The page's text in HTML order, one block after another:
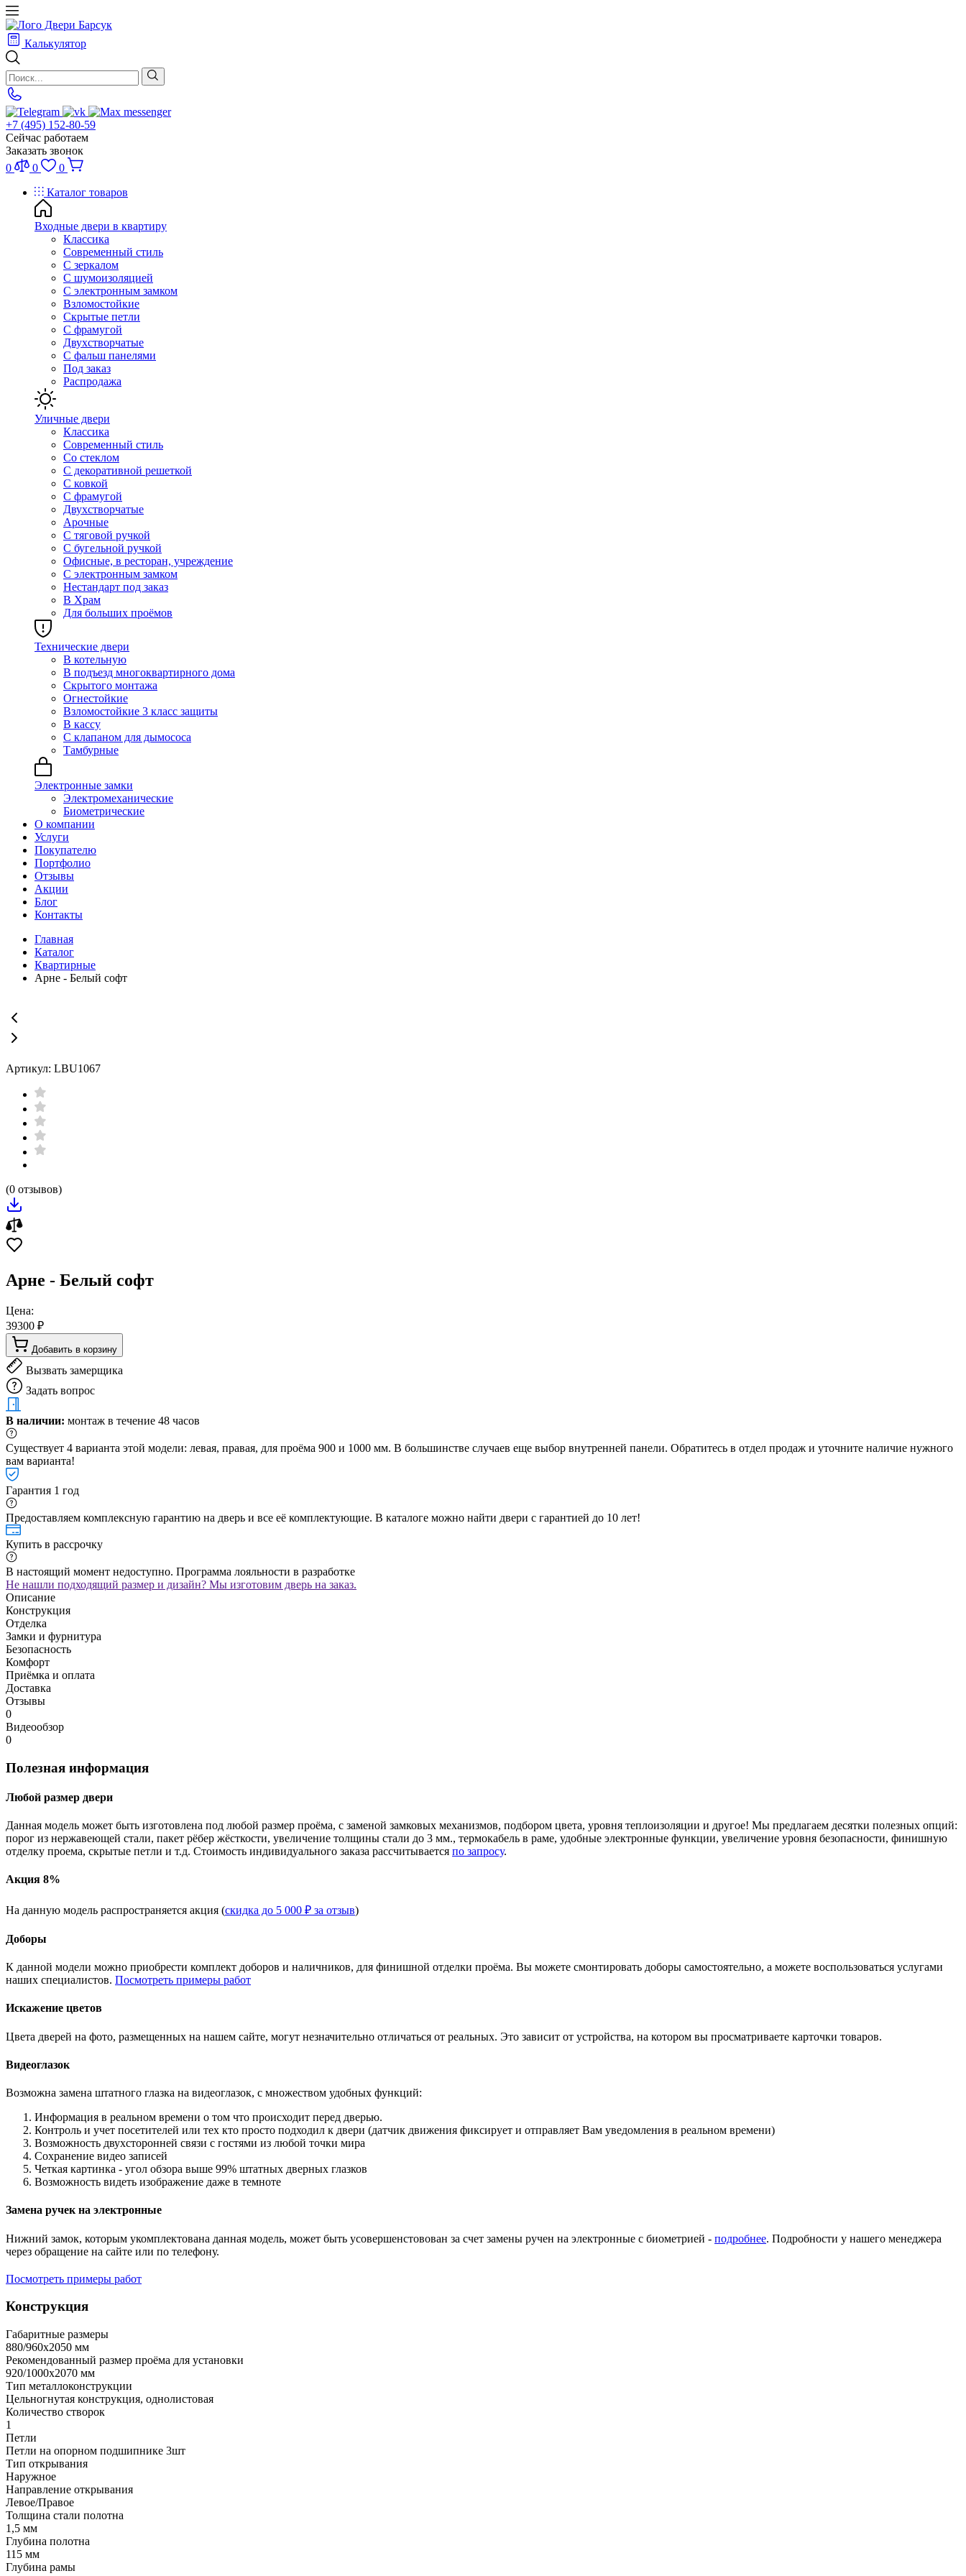
Калькулятор
+7 (495) 152-80-59
Сейчас работаем
Заказать звонок
0
0
0
Каталог товаров
Входные двери в квартиру
Классика
Современный стиль
С зеркалом
С шумоизоляцией
С электронным замком
Взломостойкие
Скрытые петли
С фрамугой
Двухстворчатые
С фальш панелями
Под заказ
Распродажа
Уличные двери
Классика
Современный стиль
Со стеклом
С декоративной решеткой
С ковкой
С фрамугой
Двухстворчатые
Арочные
С тяговой ручкой
С бугельной ручкой
Офисные, в ресторан, учреждение
С электронным замком
Нестандарт под заказ
В Храм
Для больших проёмов
Технические двери
В котельную
В подъезд многоквартирного дома
Скрытого монтажа
Огнестойкие
Взломостойкие 3 класс защиты
В кассу
С клапаном для дымососа
Тамбурные
Электронные замки
Электромеханические
Биометрические
О компании
Услуги
Покупателю
Портфолио
Отзывы
Акции
Блог
Контакты
Главная
Каталог
Квартирные
Арне - Белый софт
Артикул: LBU1067
(0 отзывов)
Арне - Белый софт
Цена:
39300 ₽
Добавить в корзину
Вызвать замерщика
Задать вопрос
В наличии: монтаж в течение 48 часов
Существует 4 варианта этой модели: левая, правая, для проёма 900 и 1000 мм. В большинстве случаев еще выбор внутренней панели. Обратитесь в отдел продаж и уточните наличие нужного
вам варианта!
Гарантия 1 год
Предоставляем комплексную гарантию на дверь и все её комплектующие. В каталоге можно найти двери с гарантией до 10 лет!
Купить в рассрочку
В настоящий момент недоступно. Программа лояльности в разработке
Не нашли подходящий размер и дизайн? Мы изготовим дверь на заказ.
Описание
Конструкция
Отделка
Замки и фурнитура
Безопасность
Комфорт
Приёмка и оплата
Доставка
Отзывы
0
Видеообзор
0
Полезная информация
Любой размер двери
Данная модель может быть изготовлена под любой размер проёма, с заменой замковых механизмов, подбором цвета, уровня теплоизоляции и другое! Мы предлагаем десятки полезных опций:
порог из нержавеющей стали, пакет рёбер жёсткости, увеличение толщины стали до 3 мм., термокабель в раме, удобные электронные функции, увеличение уровня безопасности, финишную
отделку проема, скрытые петли и т.д. Стоимость индивидуального заказа рассчитывается по запросу.
Акция 8%
На данную модель распространяется акция (скидка до 5 000 ₽ за отзыв)
Доборы
К данной модели можно приобрести комплект доборов и наличников, для финишной отделки проёма. Вы можете смонтировать доборы самостоятельно, а можете воспользоваться услугами
наших специалистов. Посмотреть примеры работ
Искажение цветов
Цвета дверей на фото, размещенных на нашем сайте, могут незначительно отличаться от реальных. Это зависит от устройства, на котором вы просматриваете карточки товаров.
Видеоглазок
Возможна замена штатного глазка на видеоглазок, с множеством удобных функций:
Информация в реальном времени о том что происходит перед дверью.
Контроль и учет посетителей или тех кто просто подходил к двери (датчик движения фиксирует и отправляет Вам уведомления в реальном времени)
Возможность двухсторонней связи с гостями из любой точки мира
Сохранение видео записей
Четкая картинка - угол обзора выше 99% штатных дверных глазков
Возможность видеть изображение даже в темноте
Замена ручек на электронные
Нижний замок, которым укомплектована данная модель, может быть усовершенстовован за счет замены ручен на электронные с биометрией - подробнее. Подробности у нашего менеджера
через обращение на сайте или по телефону.
Посмотреть примеры работ
Конструкция
Габаритные размеры
880/960х2050 мм
Рекомендованный размер проёма для установки
920/1000х2070 мм
Тип металлоконструкции
Цельногнутая конструкция, однолистовая
Количество створок
1
Петли
Петли на опорном подшипнике 3шт
Тип открывания
Наружное
Направление открывания
Левое/Правое
Толщина стали полотна
1,5 мм
Глубина полотна
115 мм
Глубина рамы